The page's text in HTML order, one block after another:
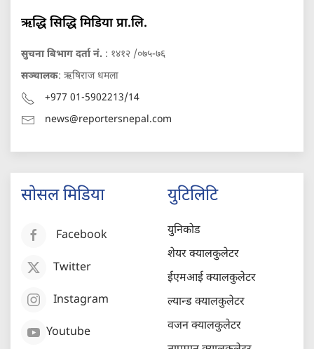
ऋद्धि सिद्धि मिडिया प्रा.लि.
सुचना बिभाग दर्ता नं. : १४१२ /०७५-७६
सञ्चालक: ऋषिराज धमला
+977 01-5902213/14
news@reportersnepal.com
सोसल मिडिया
Facebook
Twitter
Instagram
Youtube
युटिलिटि
युनिकोड
शेयर क्यालकुलेटर
ईएमआई क्यालकुलेटर
ल्यान्ड क्यालकुलेटर
वजन क्यालकुलेटर